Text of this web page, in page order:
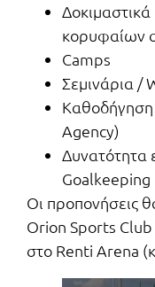
κορυφαίων
Camps
Σεμινάρια /
Agency)
Δυνατότητα
Goalkeeping
Οι προπονήσεις
Orion Sports Club
στο Renti Arena